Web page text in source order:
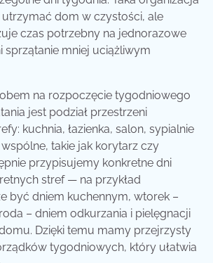
dom w czystości, ale
czas potrzebny na jednorazowe
sprzątanie mniej uciążliwym
na rozpoczęcie tygodniowego
jest podział przestrzeni
kuchnia, łazienka, salon, sypialnie
takie jak korytarz czy
przypisujemy konkretne dni
stref — na przykład
być dniem kuchennym, wtorek –
– dniem odkurzania i pielęgnacji
Dzięki temu mamy przejrzysty
tygodniowych, który ułatwia